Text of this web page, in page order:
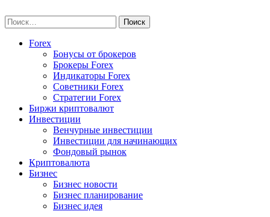
to
content
Найти:
Forex
Бонусы от брокеров
Брокеры Forex
Индикаторы Forex
Советники Forex
Стратегии Forex
Биржи криптовалют
Инвестиции
Венчурные инвестиции
Инвестиции для начинающих
Фондовый рынок
Криптовалюта
Бизнес
Бизнес новости
Бизнес планирование
Бизнес идея